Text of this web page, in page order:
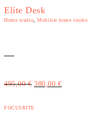
Elite Desk
Home studio ,Mobilier home studio
—
495,00€ Le
était :
380,00 €Le
FOCUSRITE